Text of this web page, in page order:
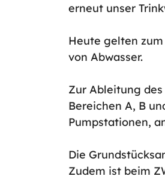
erneut unser
Heute gelten
von Abwasser.
Zur Ableitung
Bereichen A, B
Pumpstationen,
Die
Zudem ist beim